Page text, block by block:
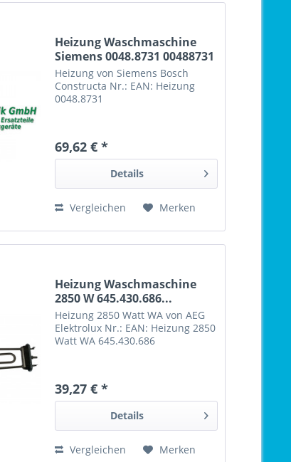
Heizung Waschmaschine
Siemens 0048.8731 00488731
Heizung von Siemens Bosch
Constructa Nr.: EAN: Heizung
0048.8731
69,62 € *
Details
Vergleichen Merken
Heizung Waschmaschine
2850 W 645.430.686...
Heizung 2850 Watt WA von AEG
Elektrolux Nr.: EAN: Heizung 2850
Watt WA 645.430.686
39,27 € *
Details
Vergleichen Merken